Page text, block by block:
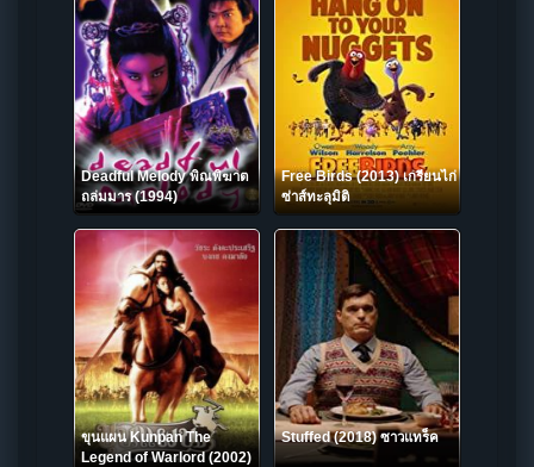
Deadful Melody พิณพิฆาต
ถล่มมาร (1994)
Free Birds (2013) เกรียนไก่
ซ่าส์ทะลุมิติ
ขุนแผน Kunpan The
Legend of Warlord (2002)
Stuffed (2018) ซาวแทร็ค